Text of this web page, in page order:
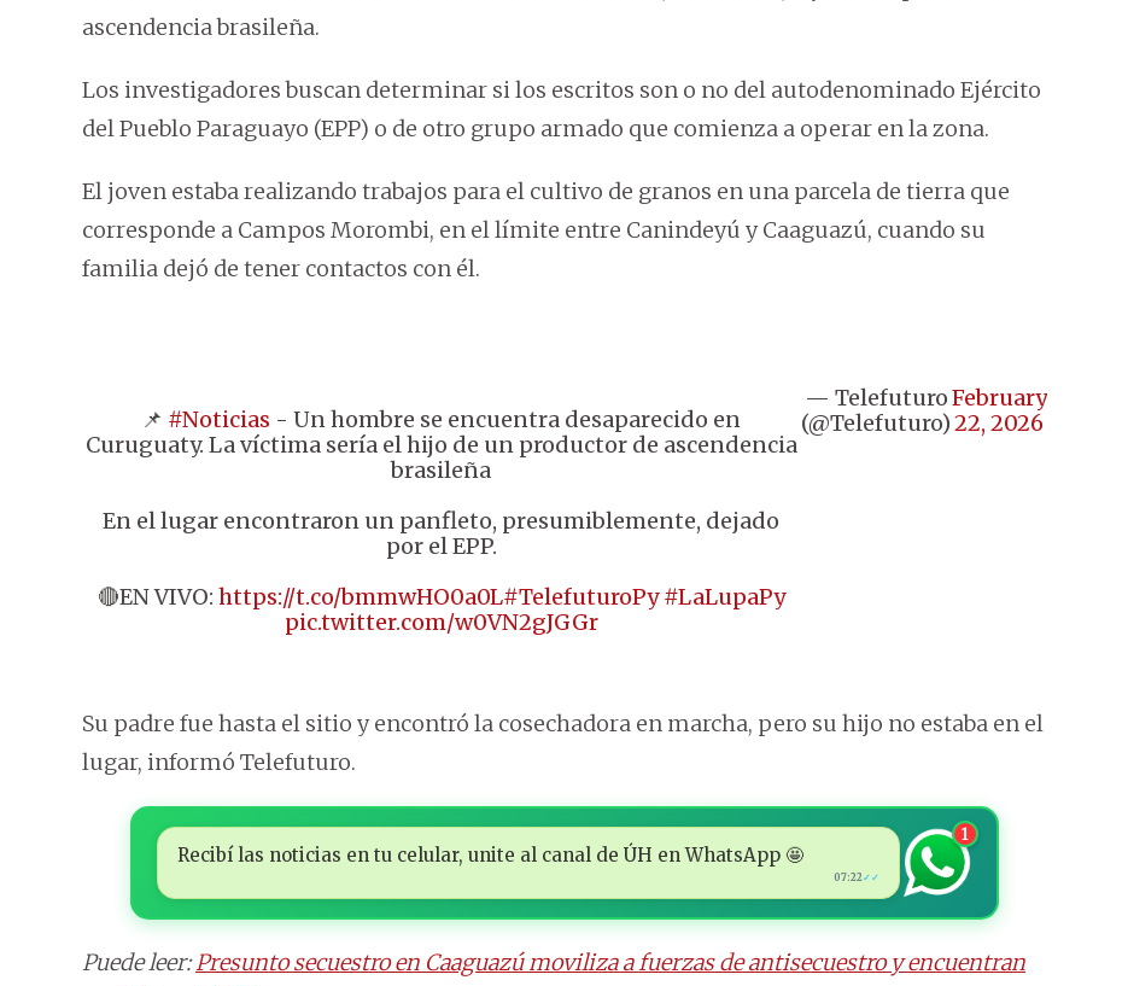
ascendencia brasileña.
Los investigadores buscan determinar si los escritos son o no del autodenominado Ejército
del Pueblo Paraguayo (EPP) o de otro grupo armado que comienza a operar en la zona.
El joven estaba realizando trabajos para el cultivo de granos en una parcela de tierra que
corresponde a Campos Morombi, en el límite entre Canindeyú y Caaguazú, cuando su
familia dejó de tener contactos con él.
📌 #Noticias - Un hombre se encuentra desaparecido en
Curuguaty. La víctima sería el hijo de un productor de ascendencia
brasileña
En el lugar encontraron un panfleto, presumiblemente, dejado
por el EPP.
🔴EN VIVO: https://t.co/bmmwHO0a0L#TelefuturoPy #LaLupaPy
pic.twitter.com/w0VN2gJGGr
— Telefuturo
(@Telefuturo)
February
22, 2026
Su padre fue hasta el sitio y encontró la cosechadora en marcha, pero su hijo no estaba en el
lugar, informó Telefuturo.
Recibí las noticias en tu celular, unite al canal de ÚH en WhatsApp 🤩
07:22✓✓
1
Puede leer:Presunto secuestro en Caaguazú moviliza a fuerzas de antisecuestro y encuentran